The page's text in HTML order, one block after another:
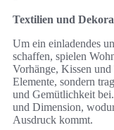
Textilien und
Um ein einladendes
schaffen, spielen
Vorhänge, Kissen
Elemente, sondern
und Gemütlichkeit
und Dimension,
Ausdruck kommt.